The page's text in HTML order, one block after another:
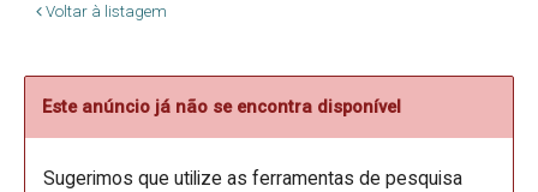
Voltar à listagem
Este anúncio já não se encontra disponível
Sugerimos que utilize as ferramentas de pesquisa